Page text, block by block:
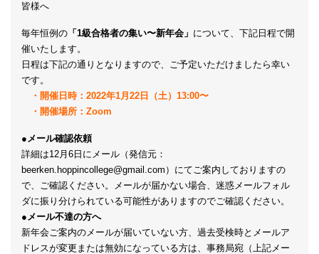
皆様へ
毎年恒例の 「1級合格者の集い〜新年会」 について、下記日程で開
催いたします。
日程は下記の通りとなりますので、ご予定いただけましたら幸い
です。
・開催日時：2022年1月22日（土）13:00〜
・開催場所：Zoom
●メール確認依頼
詳細は12月6日にメール（発信元：
beerken.hoppincollege@gmail.com）にてご案内しておりますの
で、ご確認ください。メールが届かない場合、迷惑メールフォル
ダに振り分けられている可能性がありますのでご確認ください。
●メール不達の方へ
新年会ご案内のメールが届いていない方、過去受検時とメールア
ドレスが変更または無効になっている方は、事務局宛（上記メー